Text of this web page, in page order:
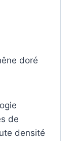
doré
de
densité